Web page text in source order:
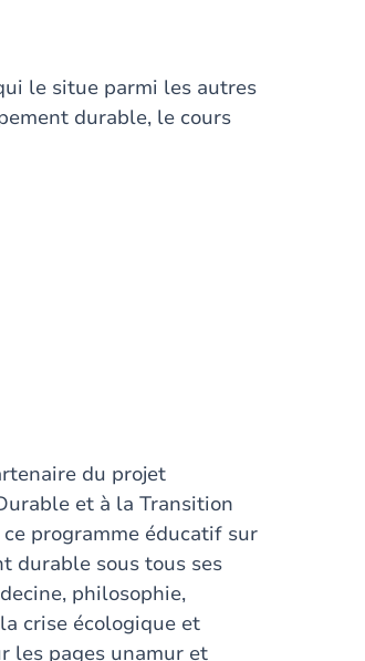
le situe parmi les autres
durable, le cours
du projet
et à la Transition
ce programme éducatif sur
durable sous tous ses
philosophie,
crise écologique et
les pages unamur et